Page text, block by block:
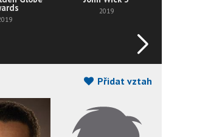
2019
Přidat vztah